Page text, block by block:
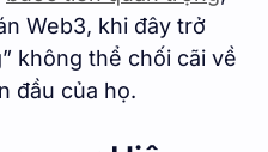
Web3, khi đây trở
không thể chối cãi về
đầu của họ.